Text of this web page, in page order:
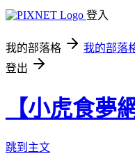
登入
我的部落格 我的部落
登出
【小虎食夢
跳到主文